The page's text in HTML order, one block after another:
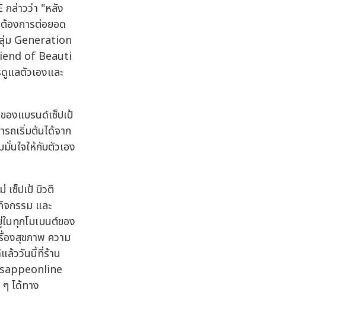
กล่าวว่า "หลัง
องการต่อยอด
ลุ่ม Generation
of Beauti
แลตัวเองและ
งแบรนด์เซ็ปเป้
ถเริ่มต้นได้จาก
นใจให้กับตัวเอง
เซ็ปเป้ บิวติ
กรรม และ
นทุกโมเมนต์ของ
งสุขภาพ ความ
ล้ววันนี้ที่ร้าน
ได้ทาง